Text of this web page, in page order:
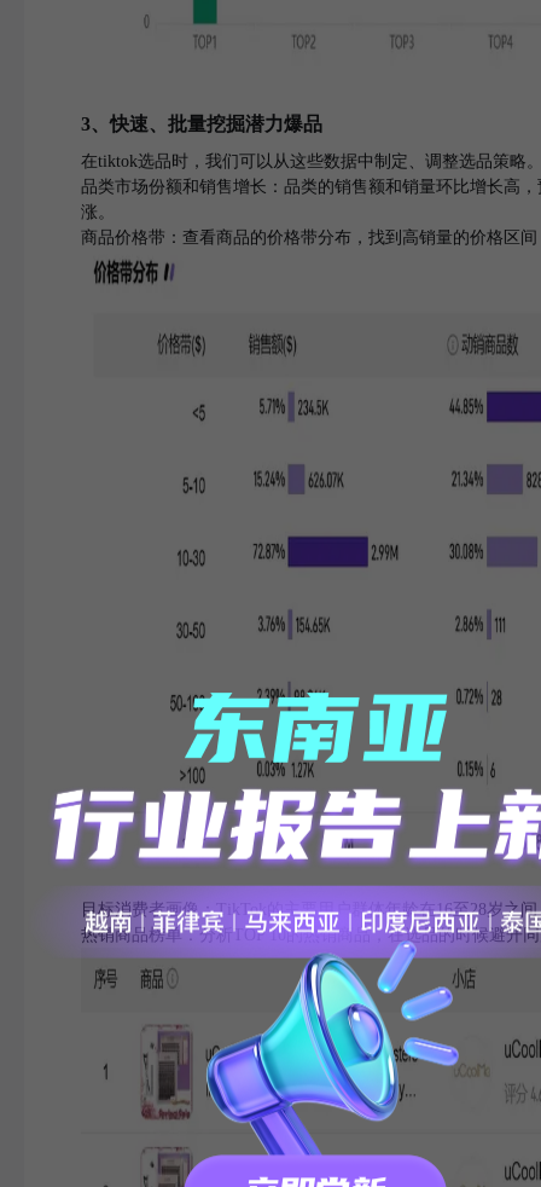
3、快速、批量挖掘潜力爆品
在tiktok选品时，我们可以从这些数据中制定、调整选品策略
品类市场份额和销售增长：品类的销售额和销量环比增长高
涨。
商品价格带：查看商品的价格带分布，找到高销量的价格区
目标消费者画像：TikTok的主要用户群体年龄在16至28岁之
热销商品榜单：分析TOP 10的热销商品，在选品的时候避开